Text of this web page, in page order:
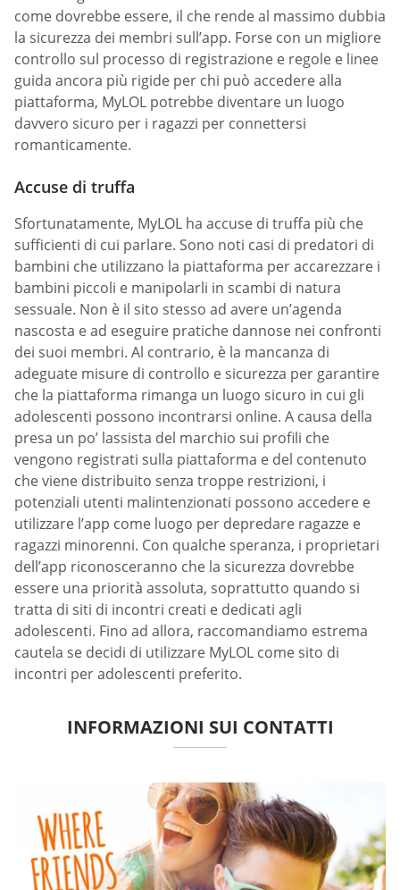
come dovrebbe essere, il che rende al massimo dubbia
la sicurezza dei membri sull’app. Forse con un migliore
controllo sul processo di registrazione e regole e linee
guida ancora più rigide per chi può accedere alla
piattaforma, MyLOL potrebbe diventare un luogo
davvero sicuro per i ragazzi per connettersi
romanticamente.
Accuse di truffa
Sfortunatamente, MyLOL ha accuse di truffa più che
sufficienti di cui parlare. Sono noti casi di predatori di
bambini che utilizzano la piattaforma per accarezzare i
bambini piccoli e manipolarli in scambi di natura
sessuale. Non è il sito stesso ad avere un’agenda
nascosta e ad eseguire pratiche dannose nei confronti
dei suoi membri. Al contrario, è la mancanza di
adeguate misure di controllo e sicurezza per garantire
che la piattaforma rimanga un luogo sicuro in cui gli
adolescenti possono incontrarsi online. A causa della
presa un po’ lassista del marchio sui profili che
vengono registrati sulla piattaforma e del contenuto
che viene distribuito senza troppe restrizioni, i
potenziali utenti malintenzionati possono accedere e
utilizzare l’app come luogo per depredare ragazze e
ragazzi minorenni. Con qualche speranza, i proprietari
dell’app riconosceranno che la sicurezza dovrebbe
essere una priorità assoluta, soprattutto quando si
tratta di siti di incontri creati e dedicati agli
adolescenti. Fino ad allora, raccomandiamo estrema
cautela se decidi di utilizzare MyLOL come sito di
incontri per adolescenti preferito.
INFORMAZIONI SUI CONTATTI